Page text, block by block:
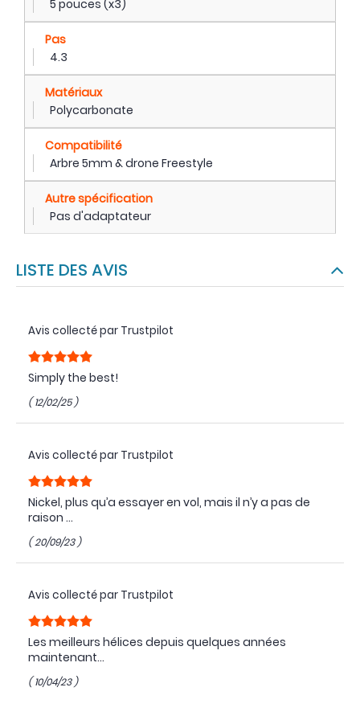
5 pouces (x3)
Pas
4.3
Matériaux
Polycarbonate
Compatibilité
Arbre 5mm & drone Freestyle
Autre spécification
Pas d'adaptateur
LISTE DES AVIS
Avis collecté par Trustpilot
Simply the best!
( 12/02/25 )
Avis collecté par Trustpilot
Nickel, plus qu’a essayer en vol, mais il n’y a pas de
raison …
( 20/09/23 )
Avis collecté par Trustpilot
Les meilleurs hélices depuis quelques années
maintenant...
( 10/04/23 )